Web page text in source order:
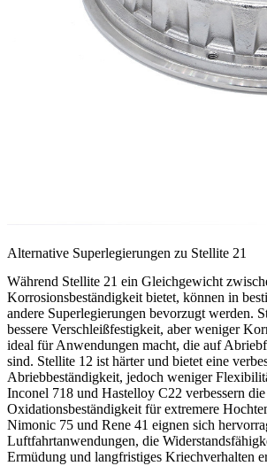
Alternative Superlegierungen zu Stellite 21
Während Stellite 21 ein Gleichgewicht
Korrosionsbeständigkeit bietet, können in
andere Superlegierungen bevorzugt werden.
bessere Verschleißfestigkeit, aber weniger
ideal für Anwendungen macht, die auf
sind. Stellite 12 ist härter und bietet eine
Abriebbeständigkeit, jedoch weniger
Inconel 718 und Hastelloy C22 verbessern die
Oxidationsbeständigkeit für extremere
Nimonic 75 und Rene 41 eignen sich
Luftfahrtanwendungen, die
Ermüdung und langfristiges Kriechverhalten